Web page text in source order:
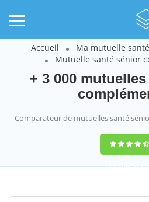
Accueil
Ma mutuelle
Mutuelle santé sénior
+ 3 000
Comparateur de mutuelles santé
9,2(100%)